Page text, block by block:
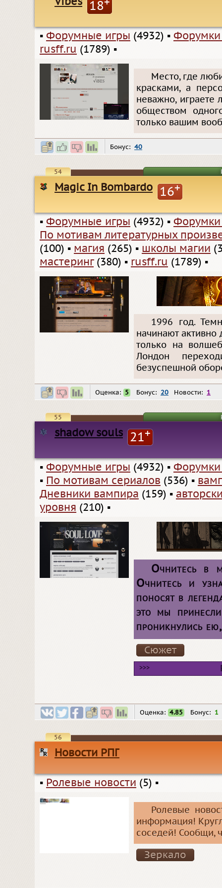
18
▪ Форумные игры (4932) ▪
rusff.ru (1789) ▪
Место, где
красками, а
неважно,
обществом
только вашим
Бонус: 40
54
Magic In Bombardo 16+
▪ Форумные игры (4932) ▪
По мотивам литературных
(100) ▪ магия (265) ▪ школы магии
мастеринг(380) ▪ rusff.ru (1789) ▪
1996 год.
начинают активно
только на
Лондон
безуспешной
Оценка: 5 Бонус: 20 Новости: 1
55
shadow souls 21+
▪ Форумные игры (4932) ▪
▪ По мотивам сериалов (536) ▪
Дневники вампира (159) ▪
уровня (210) ▪
Очнитесь в
Очнитесь и
поносят в
это мы
проникнулись
Сюжет
>>>
Оценка: 4.85 Бонус: 1
56
Новости РПГ
▪ Ролевые новости (5) ▪
Ролевые
информация!
соседей! Сообщи,
Зеркало